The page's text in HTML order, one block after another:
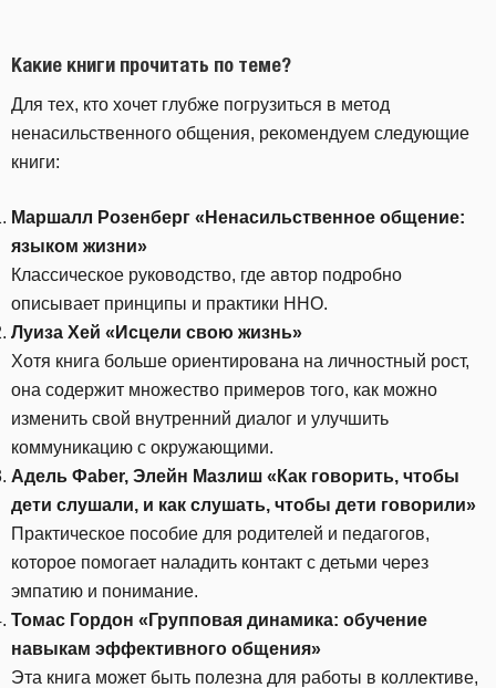
Какие книги прочитать по теме?
Для тех, кто хочет глубже погрузиться в метод
ненасильственного общения, рекомендуем следующие
книги:
Маршалл Розенберг «Ненасильственное общение:
языком жизни»
Классическое руководство, где автор подробно
описывает принципы и практики ННО.
Луиза Хей «Исцели свою жизнь»
Хотя книга больше ориентирована на личностный рост,
она содержит множество примеров того, как можно
изменить свой внутренний диалог и улучшить
коммуникацию с окружающими.
Адель Фaber, Элейн Мазлиш «Как говорить, чтобы
дети слушали, и как слушать, чтобы дети говорили»
Практическое пособие для родителей и педагогов,
которое помогает наладить контакт с детьми через
эмпатию и понимание.
Томас Гордон «Групповая динамика: обучение
навыкам эффективного общения»
Эта книга может быть полезна для работы в коллективе,